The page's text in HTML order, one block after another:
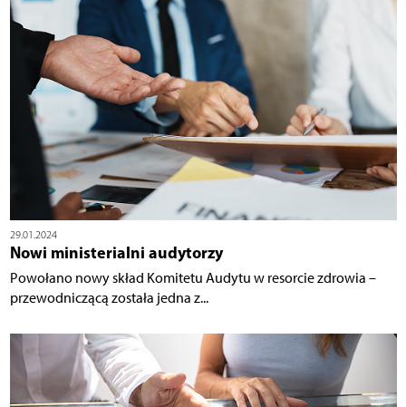
29.01.2024
Nowi ministerialni audytorzy
Powołano nowy skład Komitetu Audytu w resorcie zdrowia –
przewodniczącą została jedna z...